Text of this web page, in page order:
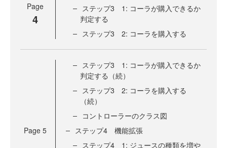
Page
4
ステップ3 1: コーラが購入できるか
判定する
ステップ3 2: コーラを購入する
Page 5
ステップ3 1: コーラが購入できるか
判定する（続）
ステップ3 2: コーラを購入する
（続）
コントローラーのクラス図
ステップ4 機能拡張
ステップ4 1: ジュースの種類を増や